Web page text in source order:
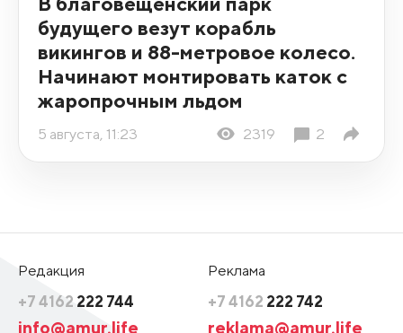
будущего везут корабль
викингов и 88-метровое колесо.
Начинают монтировать каток с
жаропрочным льдом
5 августа, 11:23 2319 2
Редакция
+7 4162 222 744
info@amur.life
Реклама
+7 4162 222 742
reklama@amur.life